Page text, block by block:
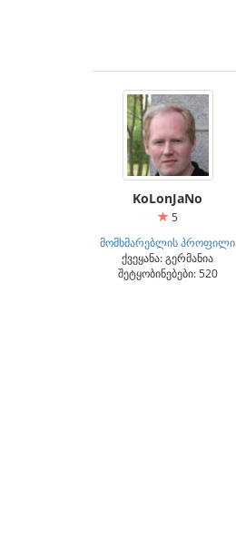
KoLonJaNo
5
მომხმარებლის პროფილი
ქვეყანა: გერმანია
შეტყობინებები: 520